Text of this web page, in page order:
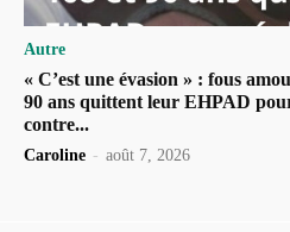
Autre
« C’est une évasion » : fous
90 ans quittent leur EHPAD
contre...
Caroline - août 7, 2026